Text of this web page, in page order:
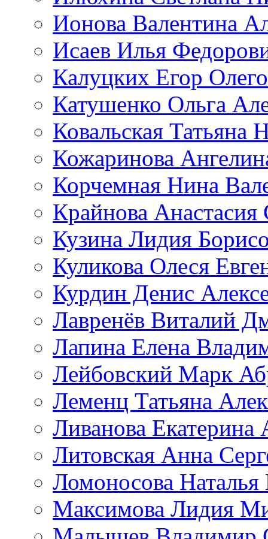
Ионова Валентина
Исаев Илья
Калуцких Егор
Катушенко Ольга
Ковальская Татьяна
Кожаринова
Корчемная Нина
Крайнова Анастасия
Кузина Лидия
Куликова Олеся
Курдин Денис
Лавренёв Виталий
Лапина Елена
Лейбовский Марк
Леменц Татьяна
Ливанова Екатерина
Литовская Анна
Ломоносова
Максимова Лидия